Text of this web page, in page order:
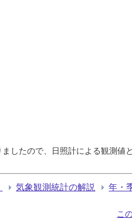
したので、日照計による観測値
気象観測統計の解説 年・
こ